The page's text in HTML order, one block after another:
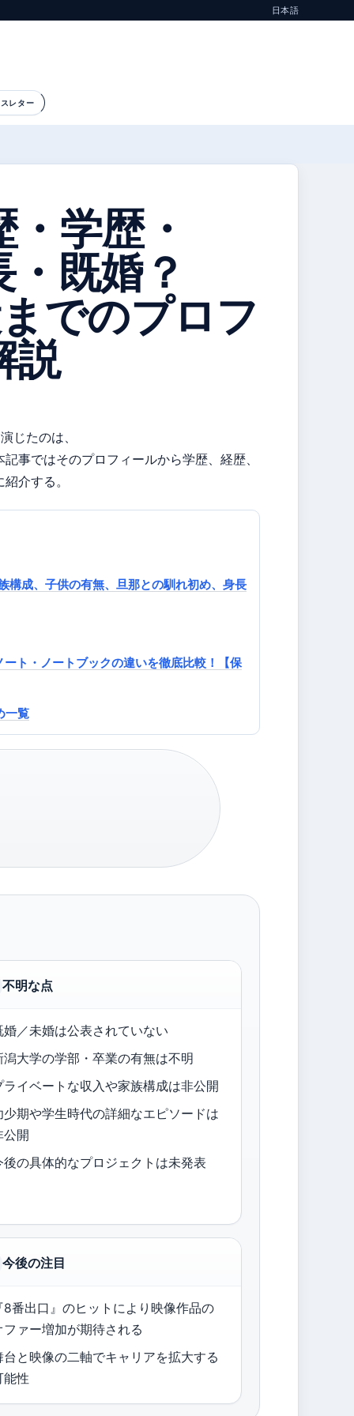
日本語
レター
学歴・
既婚？
でのプロフ
説
じたのは、
事ではそのプロフィールから学歴、経歴、
介する。
構成、子供の有無、旦那との馴れ初め、身長
ト・ノートブックの違いを徹底比較！【保
一覧
不明な点
婚／未婚は公表されていない
潟大学の学部・卒業の有無は不明
ライベートな収入や家族構成は非公開
少期や学生時代の詳細なエピソードは
公開
後の具体的なプロジェクトは未発表
今後の注目
8番出口』のヒットにより映像作品の
ファー増加が期待される
台と映像の二軸でキャリアを拡大する
能性